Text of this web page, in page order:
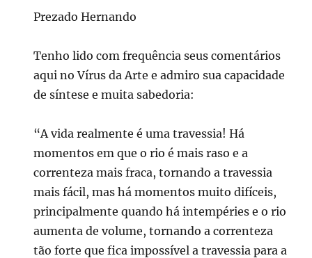
Prezado Hernando
Tenho lido com frequência seus comentários
aqui no Vírus da Arte e admiro sua capacidade
de síntese e muita sabedoria:
“A vida realmente é uma travessia! Há
momentos em que o rio é mais raso e a
correnteza mais fraca, tornando a travessia
mais fácil, mas há momentos muito difíceis,
principalmente quando há intempéries e o rio
aumenta de volume, tornando a correnteza
tão forte que fica impossível a travessia para a